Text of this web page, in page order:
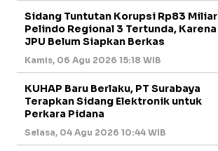
Sidang Tuntutan Korupsi Rp83 Miliar
Pelindo Regional 3 Tertunda, Karena
JPU Belum Siapkan Berkas
Kamis, 06 Agu 2026 15:18 WIB
KUHAP Baru Berlaku, PT Surabaya
Terapkan Sidang Elektronik untuk
Perkara Pidana
Selasa, 04 Agu 2026 10:44 WIB